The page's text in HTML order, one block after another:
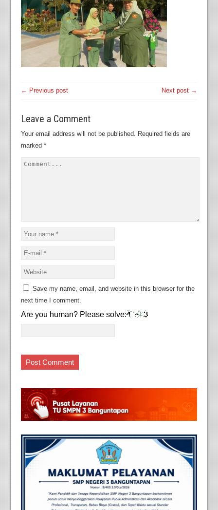
← Previous post Next post →
Leave a Comment
Your email address will not be published. Required fields are
marked *
Save my name, email, and website in this browser for the
next time I comment.
Are you human? Please solve: